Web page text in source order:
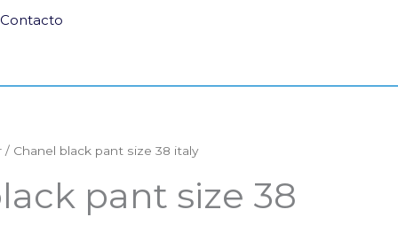
Contacto
/ Chanel black pant size 38 italy
pant size 38
El
precio